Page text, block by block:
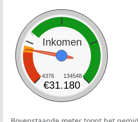
Inkomen
4376 134548
€31.180